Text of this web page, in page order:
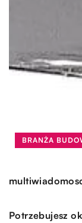
BRANŻA
Potrzebujesz